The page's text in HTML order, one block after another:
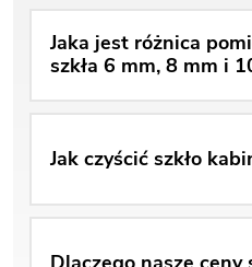
Jaka jest różnica
szkła 6 mm, 8 mm i
Jak czyścić szkło